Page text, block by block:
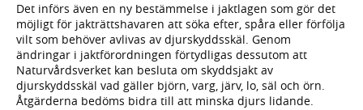
Det införs även en ny bestämmelse i jaktlagen som gör det
möjligt för jakträttshavaren att söka efter, spåra eller förfölja
vilt som behöver avlivas av djurskyddsskäl. Genom
ändringar i jaktförordningen förtydligas dessutom att
Naturvårdsverket kan besluta om skyddsjakt av
djurskyddsskäl vad gäller björn, varg, järv, lo, säl och örn.
Åtgärderna bedöms bidra till att minska djurs lidande.